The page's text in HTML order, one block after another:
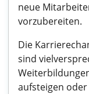
neue
vorzubereiten.
Die
sind
aufsteigen